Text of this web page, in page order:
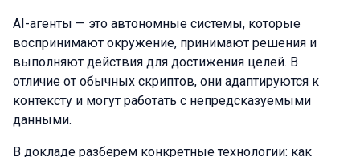
AI-агенты — это автономные системы, которые
воспринимают окружение, принимают решения и
выполняют действия для достижения целей. В
отличие от обычных скриптов, они адаптируются к
контексту и могут работать с непредсказуемыми
данными.
В докладе разберем конкретные технологии: как